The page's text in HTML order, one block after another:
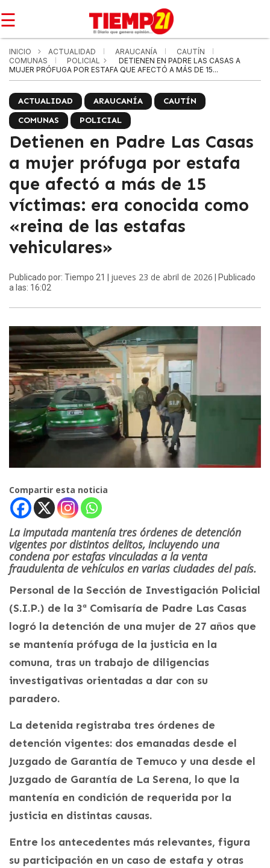
☰
INICIO ACTUALIDAD ARAUCANÍA
CAUTÍN
COMUNAS
POLICIAL
DETIENEN EN PADRE LAS CASAS A
MUJER PRÓFUGA POR ESTAFA QUE AFECTÓ A MÁS DE 15...
ACTUALIDAD ARAUCANÍA
CAUTÍN
COMUNAS
POLICIAL
Detienen en Padre Las Casas
a mujer prófuga por estafa
que afectó a más de 15
víctimas: era conocida como
«reina de las estafas
vehiculares»
Publicado por: Tiempo 21 | jueves 23 de abril de 2026 | Publicado
a las: 16:02
Compartir esta noticia
La imputada mantenía tres órdenes de detención
vigentes por distintos delitos, incluyendo una
condena por estafas vinculadas a la venta
fraudulenta de vehículos en varias ciudades del país.
Personal de la Sección de Investigación Policial
(S.I.P.) de la 3ª Comisaría de Padre Las Casas
logró la detención de una mujer de 27 años que
se mantenía prófuga de la justicia en la
comuna, tras un trabajo de diligencias
investigativas orientadas a dar con su
paradero.
La detenida registraba tres órdenes de
detención vigentes: dos emanadas desde el
Juzgado de Garantía de Temuco y una desde el
Juzgado de Garantía de La Serena, lo que la
mantenía en condición de requerida por la
justicia en distintas causas.
Entre los antecedentes más relevantes, figura
su participación en un caso de estafa y otras